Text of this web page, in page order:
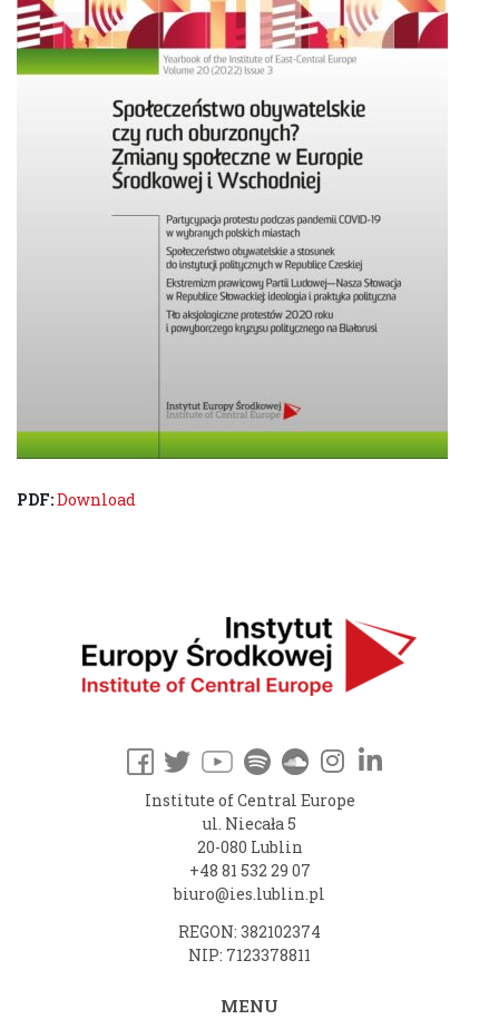
PDF:Download
Institute of Central Europe
ul. Niecała 5
20-080 Lublin
+48 81 532 29 07
biuro@ies.lublin.pl
REGON: 382102374
NIP: 7123378811
MENU